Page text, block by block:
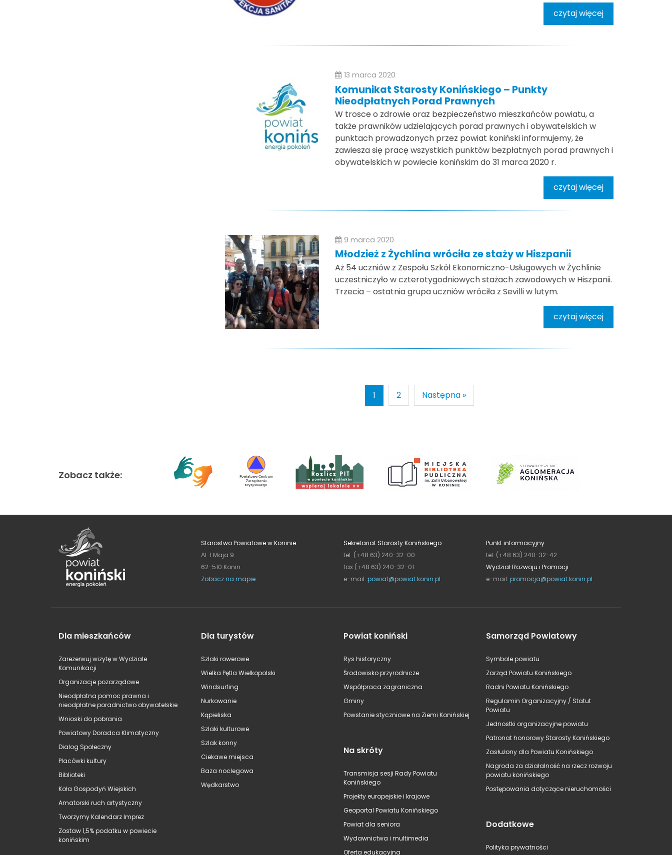
czytaj więcej
13 marca 2020
Komunikat Starosty Konińskiego – Punkty
Nieodpłatnych Porad Prawnych
W trosce o zdrowie oraz bezpieczeństwo mieszkańców powiatu, a
także prawników udzielających porad prawnych i obywatelskich w
punktach prowadzonych przez powiat koniński informujemy, że
zawiesza się pracę wszystkich punktów bezpłatnych porad prawnych i
obywatelskich w powiecie konińskim do 31 marca 2020 r.
czytaj więcej
9 marca 2020
Młodzież z Żychlina wróciła ze staży w Hiszpanii
Aż 54 uczniów z Zespołu Szkół Ekonomiczno-Usługowych w Żychlinie
uczestniczyło w czterotygodniowych stażach zawodowych w Hiszpanii.
Trzecia – ostatnia grupa uczniów wróciła z Sevilli w lutym.
czytaj więcej
1 2 Następna »
Zobacz także:
Starostwo Powiatowe w Koninie
Al. 1 Maja 9
62-510 Konin
Zobacz na mapie
Sekretariat Starosty Konińskiego
tel. (+48 63) 240-32-00
fax (+48 63) 240-32-01
e-mail: powiat@powiat.konin.pl
Punkt informacyjny
tel. (+48 63) 240-32-42
Wydział Rozwoju i Promocji
e-mail: promocja@powiat.konin.pl
Dla mieszkańców
Zarezerwuj wizytę w Wydziale
Komunikacji
Organizacje pozarządowe
Nieodpłatna pomoc prawna i
nieodpłatne poradnictwo obywatelskie
Wnioski do pobrania
Powiatowy Doradca Klimatyczny
Dialog Społeczny
Placówki kultury
Biblioteki
Koła Gospodyń Wiejskich
Amatorski ruch artystyczny
Tworzymy Kalendarz Imprez
Zostaw 1,5% podatku w powiecie
konińskim
Dla turystów
Szlaki rowerowe
Wielka Pętla Wielkopolski
Windsurfing
Nurkowanie
Kąpieliska
Szlaki kulturowe
Szlak konny
Ciekawe miejsca
Baza noclegowa
Wędkarstwo
Powiat koniński
Rys historyczny
Środowisko przyrodnicze
Współpraca zagraniczna
Gminy
Powstanie styczniowe na Ziemi Konińskiej
Na skróty
Transmisja sesji Rady Powiatu
Konińskiego
Projekty europejskie i krajowe
Geoportal Powiatu Konińskiego
Powiat dla seniora
Wydawnictwa i multimedia
Oferta edukacyjna
Samorząd Powiatowy
Symbole powiatu
Zarząd Powiatu Konińskiego
Radni Powiatu Konińskiego
Regulamin Organizacyjny / Statut
Powiatu
Jednostki organizacyjne powiatu
Patronat honorowy Starosty Konińskiego
Zasłużony dla Powiatu Konińskiego
Nagroda za działalność na rzecz rozwoju
powiatu konińskiego
Postępowania dotyczące nieruchomości
Dodatkowe
Polityka prywatności